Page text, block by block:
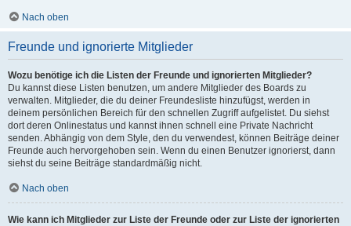
Nach oben
Freunde und ignorierte Mitglieder
Wozu benötige ich die Listen der Freunde und ignorierten Mitglieder?
Du kannst diese Listen benutzen, um andere Mitglieder des Boards zu
verwalten. Mitglieder, die du deiner Freundesliste hinzufügst, werden in
deinem persönlichen Bereich für den schnellen Zugriff aufgelistet. Du siehst
dort deren Onlinestatus und kannst ihnen schnell eine Private Nachricht
senden. Abhängig von dem Style, den du verwendest, können Beiträge deiner
Freunde auch hervorgehoben sein. Wenn du einen Benutzer ignorierst, dann
siehst du seine Beiträge standardmäßig nicht.
Nach oben
Wie kann ich Mitglieder zur Liste der Freunde oder zur Liste der ignorierten